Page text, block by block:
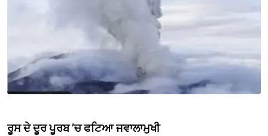
ਰੂਸ ਦੇ ਦੂਰ ਪੂਰਬ ’ਚ ਫਟਿਆ ਜਵਾਲਾਮੁਖੀ